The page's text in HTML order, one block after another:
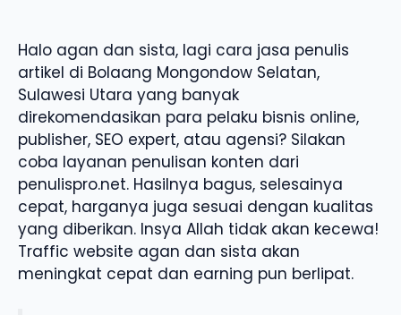
Halo agan dan sista, lagi cara jasa penulis
artikel di Bolaang Mongondow Selatan,
Sulawesi Utara yang banyak
direkomendasikan para pelaku bisnis online,
publisher, SEO expert, atau agensi? Silakan
coba layanan penulisan konten dari
penulispro.net. Hasilnya bagus, selesainya
cepat, harganya juga sesuai dengan kualitas
yang diberikan. Insya Allah tidak akan kecewa!
Traffic website agan dan sista akan
meningkat cepat dan earning pun berlipat.